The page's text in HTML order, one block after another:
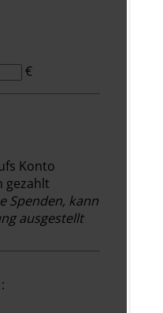
€
Konto
gezahlt
Spenden, kann
ausgestellt